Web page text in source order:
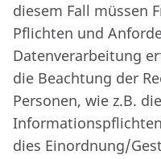
diesem Fall müssen
Pflichten und
Datenverarbeitung
die Beachtung der
Personen, wie z.B.
dies Einordnung/